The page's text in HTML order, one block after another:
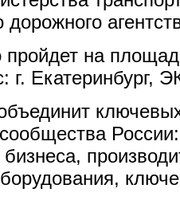
пройдет на
Екатеринбург,